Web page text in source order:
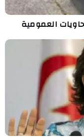
العمومية